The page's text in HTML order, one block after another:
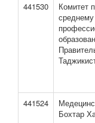
441530
Комитет
среднему
441524
Бохтар